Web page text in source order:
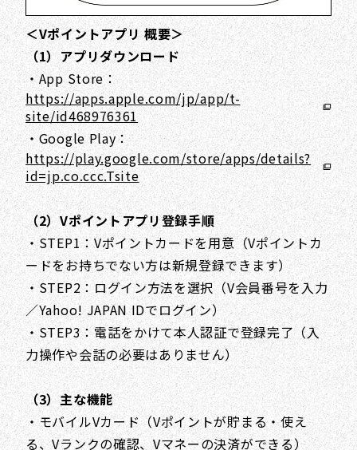
＜Vポイントアプリ 概要＞
（1）アプリダウンロード
・App Store：
https://apps.apple.com/jp/app/t-
site/id468976361
・Google Play：
https://play.google.com/store/apps/details?
id=jp.co.ccc.Tsite
（2）Vポイントアプリ登録手順
・STEP1：Vポイントカードを用意（Vポイントカ
ードをお持ちでない方は新規登録できます）
・STEP2：ログイン方法を選択（V会員番号を入力
／Yahoo! JAPAN IDでログイン）
・STEP3：電話をかけて本人認証で登録完了（入
力操作や会話の必要はありません）
（3）主な機能
・モバイルVカード（Vポイントが貯まる・使え
る、Vランクの確認、Vマネーの決済ができる）